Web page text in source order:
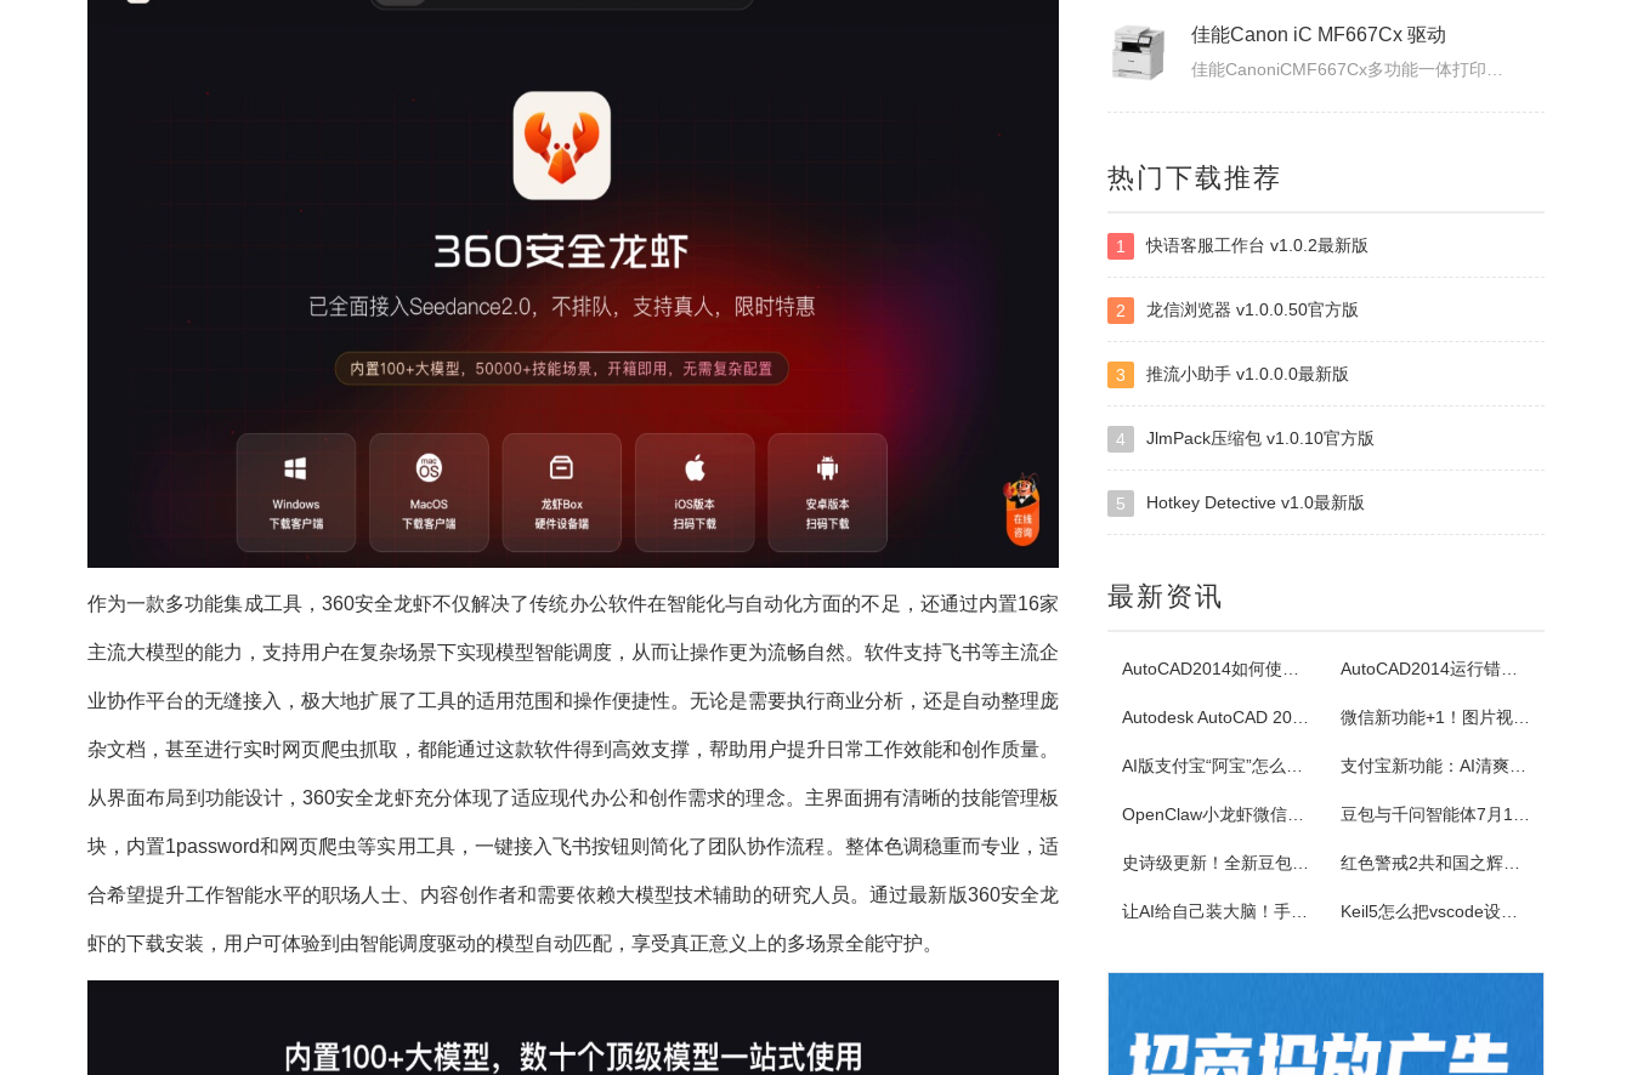
作为一款多功能集成工具，360安全龙虾不仅解决了传统办公软件在智能化与自动化方面的不足，还通过内置16家
主流大模型的能力，支持用户在复杂场景下实现模型智能调度，从而让操作更为流畅自然。软件支持飞书等主流企
业协作平台的无缝接入，极大地扩展了工具的适用范围和操作便捷性。无论是需要执行商业分析，还是自动整理庞
杂文档，甚至进行实时网页爬虫抓取，都能通过这款软件得到高效支撑，帮助用户提升日常工作效能和创作质量。
从界面布局到功能设计，360安全龙虾充分体现了适应现代办公和创作需求的理念。主界面拥有清晰的技能管理板
块，内置1password和网页爬虫等实用工具，一键接入飞书按钮则简化了团队协作流程。整体色调稳重而专业，适
合希望提升工作智能水平的职场人士、内容创作者和需要依赖大模型技术辅助的研究人员。通过最新版360安全龙
虾的下载安装，用户可体验到由智能调度驱动的模型自动匹配，享受真正意义上的多场景全能守护。
佳能Canon iC MF667Cx 驱动
白金岛南昌麻将
白金岛掼蛋
《腾讯桌球》真人实时对战桌球手游，还原现实桌球玩法-8球、斯诺克、9球、血流玩法，简单流行的操作方式，绚丽的动画特效，配以真实的物理参数，精准的进球，激动人心的赛事。游戏设有1V1匹配、3人欢乐场、8人锦标赛、斯诺克、9球玩法、血流等玩法，玩家可以自由选择参与，并用自己精湛的技巧来获得丰厚的奖金。尖...
《超级台球大师》是一款能成为荣耀王者的桌球游戏，排位赛的玩法真的太！爽！啦！游戏还原了真实的8球和斯诺克玩法，简单易上手的操作方式，真实的物理反馈，配以炫酷的动画特效，加上激动人心的赛事。我们在线上为广大球友准备了一个丰富多彩的桌球竞技世界。
佳能Canon imageFORCE C5150 驱动
热门下载推荐
1 快语客服工作台 v1.0.2最新版
2 龙信浏览器 v1.0.0.50官方版
3 推流小助手 v1.0.0.0最新版
4 JlmPack压缩包 v1.0.10官方版
5 Hotkey Detective v1.0最新版
最新资讯
AutoCAD2014如何使用图案填充 AutoCAD2014运行错误怎么办
Autodesk AutoCAD 2014安装教程 微信新功能+1！图片视频合并功能来了
AI版支付宝“阿宝”怎么用？右滑切换方法与内测邀请码获取指南 支付宝新功能：AI清爽版“阿宝”公测！
OpenClaw小龙虾微信接入教程：服务器部署、API Key配置 豆包与千问智能体7月15日下线！附3步完整数据备份与导出教程
史诗级更新！全新豆包视频通话功能来了 红色警戒2共和国之辉快捷键
让AI给自己装大脑！手把手教你学会安装使用Agent Skill Keil5怎么把vscode设置外部编辑器